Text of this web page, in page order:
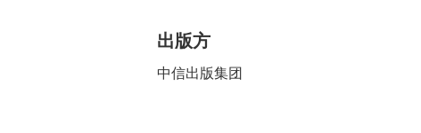
出版方
中信出版集团